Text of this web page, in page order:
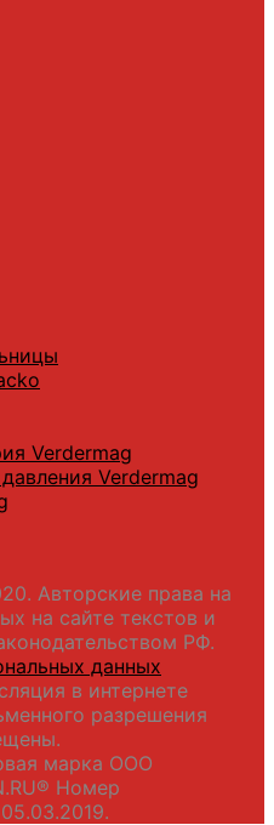
Verdermag
Verdermag
Авторские права на
на сайте текстов и
РФ.
данных
в интернете
разрешения
марка ООО
Номер